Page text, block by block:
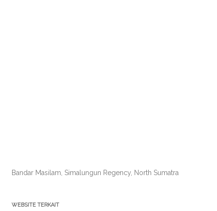
Bandar Masilam, Simalungun Regency, North Sumatra
WEBSITE TERKAIT